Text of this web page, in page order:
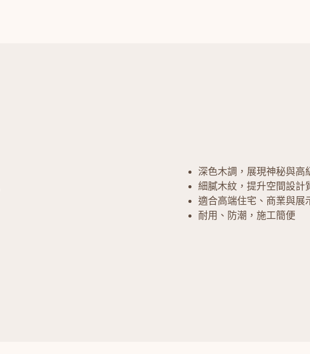
深色木調，展現神秘與高
細膩木紋，提升空間設計
適合高端住宅、商業與展
耐用、防潮，施工簡便